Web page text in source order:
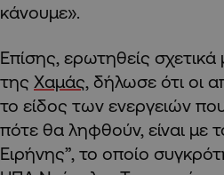
κάνουμε».
Επίσης, ερωτηθείς σχετικά
της Χαμάς, δήλωσε ότι οι
το είδος των ενεργειών
πότε θα ληφθούν, είναι με
Ειρήνης”, το οποίο